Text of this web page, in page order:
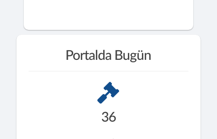
Portalda Bugün
36